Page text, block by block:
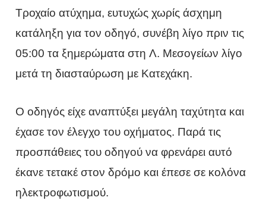
Τροχαίο ατύχημα, ευτυχώς χωρίς άσχημη
κατάληξη για τον οδηγό, συνέβη λίγο πριν τις
05:00 τα ξημερώματα στη Λ. Μεσογείων λίγο
μετά τη διασταύρωση με Κατεχάκη.
Ο οδηγός είχε αναπτύξει μεγάλη ταχύτητα και
έχασε τον έλεγχο του οχήματος. Παρά τις
προσπάθειες του οδηγού να φρενάρει αυτό
έκανε τετακέ στον δρόμο και έπεσε σε κολόνα
ηλεκτροφωτισμού.